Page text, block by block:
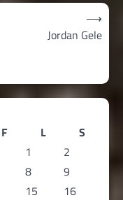
Jordan Gele
⟶
F L
S
1
2
8
9
15
16